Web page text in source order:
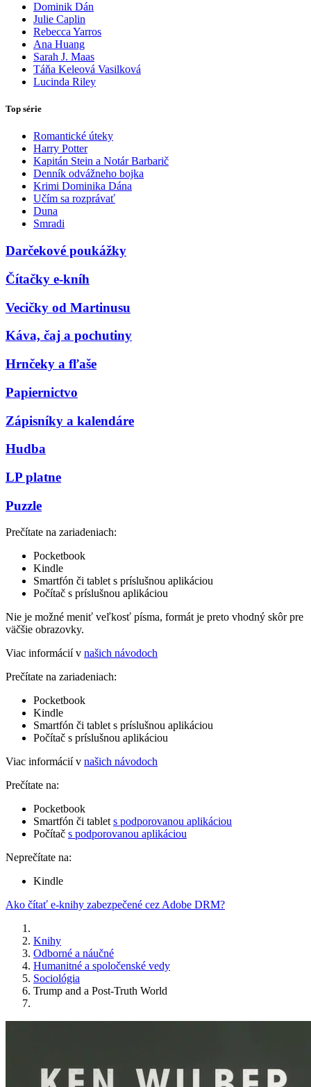
Dominik Dán
Julie Caplin
Rebecca Yarros
Ana Huang
Sarah J. Maas
Táňa Keleová Vasilková
Lucinda Riley
Top série
Romantické úteky
Harry Potter
Kapitán Stein a Notár Barbarič
Denník odvážneho bojka
Krimi Dominika Dána
Učím sa rozprávať
Duna
Smradi
Darčekové poukážky
Čítačky e-kníh
Vecičky od Martinusu
Káva, čaj a pochutiny
Hrnčeky a fľaše
Papiernictvo
Zápisníky a kalendáre
Hudba
LP platne
Puzzle
Prečítate na zariadeniach:
Pocketbook
Kindle
Smartfón či tablet s príslušnou aplikáciou
Počítač s príslušnou aplikáciou
Nie je možné meniť veľkosť písma, formát je preto vhodný skôr pre
väčšie obrazovky.
Viac informácií v našich návodoch
Prečítate na zariadeniach:
Pocketbook
Kindle
Smartfón či tablet s príslušnou aplikáciou
Počítač s príslušnou aplikáciou
Viac informácií v našich návodoch
Prečítate na:
Pocketbook
Smartfón či tablet s podporovanou aplikáciou
Počítač s podporovanou aplikáciou
Neprečítate na:
Kindle
Ako čítať e-knihy zabezpečené cez Adobe DRM?
Knihy
Odborné a náučné
Humanitné a spoločenské vedy
Sociológia
Trump and a Post-Truth World